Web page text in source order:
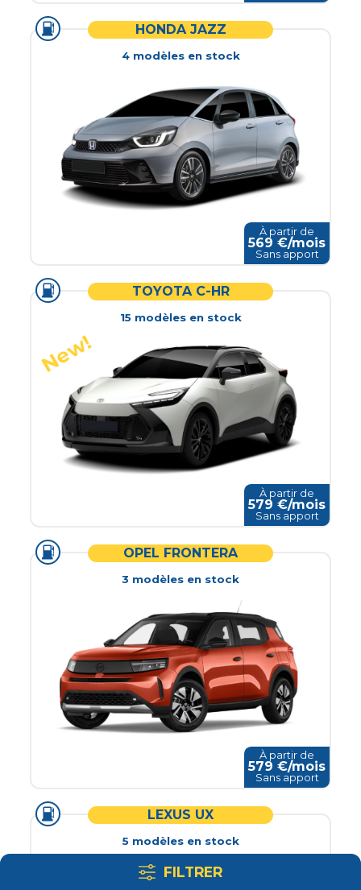
HONDA JAZZ
4modèlesen stock
À partir de
569 €/mois
Sans apport
TOYOTA C-HR
15 modèlesen stock
À partir de
579 €/mois
Sans apport
OPEL FRONTERA
3 modèles en stock
À partir de
579 €/mois
Sans apport
LEXUS UX
5 modèlesen stock
FILTRER